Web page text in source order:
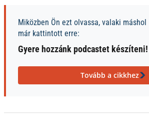
Miközben Ön ezt olvassa, valaki máshol
már kattintott erre:
Gyere hozzánk podcastet készíteni!
Tovább a cikkhez